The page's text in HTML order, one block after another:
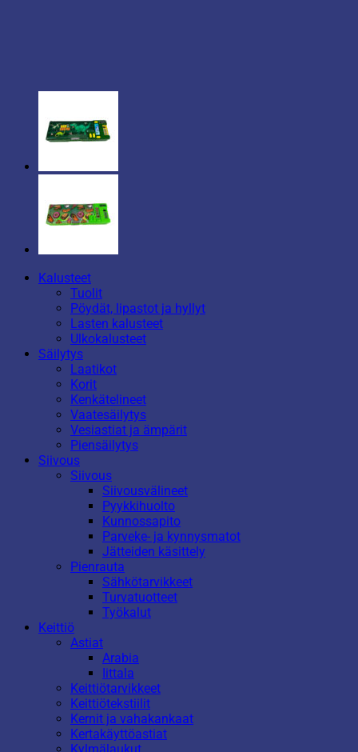
Kalusteet
Tuolit
Pöydät, lipastot ja hyllyt
Lasten kalusteet
Ulkokalusteet
Säilytys
Laatikot
Korit
Kenkätelineet
Vaatesäilytys
Vesiastiat ja ämpärit
Piensäilytys
Siivous
Siivous
Siivousvälineet
Pyykkihuolto
Kunnossapito
Parveke- ja kynnysmatot
Jätteiden käsittely
Pienrauta
Sähkötarvikkeet
Turvatuotteet
Työkalut
Keittiö
Astiat
Arabia
Iittala
Keittiötarvikkeet
Keittiötekstiilit
Kernit ja vahakankaat
Kertakäyttöastiat